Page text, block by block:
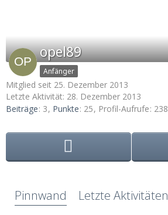
opel89
Anfänger
Mitglied seit 25. Dezember 2013
Letzte Aktivität: 28. Dezember 2013
Beiträge 3 Punkte 25 Profil-Aufrufe 238
Pinnwand Letzte Aktivitäten